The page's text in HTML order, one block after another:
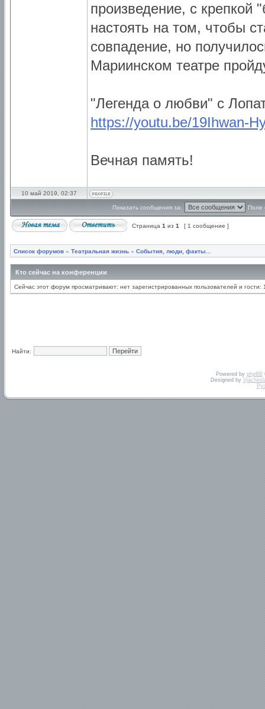
произведение, с крепкой
настоять на том, чтобы
совпадение, но
Мариинском театре
"Легенда о любви" с
https://youtu.be/19Ihwan-
Вечная память!
10 май 2019, 02:37
Показать сообщения за: Поле
Страница 1 из 1 [ 1 сообщение ]
Список форумов » Театральная жизнь » События, люди, факты...
Кто сейчас на конференции
Сейчас этот форум просматривают: нет зарегистрированных пользователей и гости:
Найти:
Powered by phpBB
Designed by